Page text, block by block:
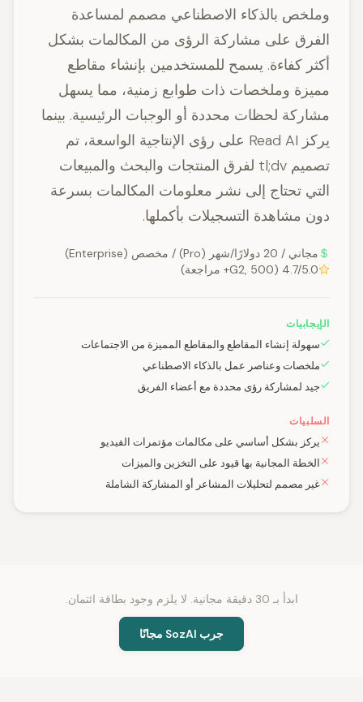
وملخص بالذكاء الاصطناعي مصمم لمساعدة
الفرق على مشاركة الرؤى من المكالمات بشكل
أكثر كفاءة. يسمح للمستخدمين بإنشاء مقاطع
مميزة وملخصات ذات طوابع زمنية، مما يسهل
مشاركة لحظات محددة أو الوجبات الرئيسية. بينما
يركز Read AI على رؤى الإنتاجية الواسعة، تم
تصميم tl;dv لفرق المنتجات والبحث والمبيعات
التي تحتاج إلى نشر معلومات المكالمات بسرعة
دون مشاهدة التسجيلات بأكملها.
مجاني / 20 دولارًا/شهر (Pro) / مخصص (Enterprise)
4.7/5.0 (G2, 500+ مراجعة)
الإيجابيات
سهولة إنشاء المقاطع والمقاطع المميزة من الاجتماعات
ملخصات وعناصر عمل بالذكاء الاصطناعي
جيد لمشاركة رؤى محددة مع أعضاء الفريق
السلبيات
يركز بشكل أساسي على مكالمات مؤتمرات الفيديو
الخطة المجانية بها قيود على التخزين والميزات
غير مصمم لتحليلات المشاعر أو المشاركة الشاملة
ابدأ بـ 30 دقيقة مجانية. لا يلزم وجود بطاقة ائتمان.
جرب SozAI مجانًا